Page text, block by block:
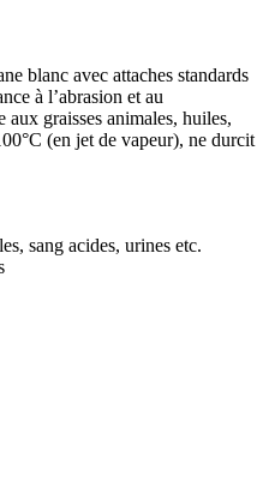
blanc avec attaches standards
à l’abrasion et au
aux graisses animales, huiles,
(en jet de vapeur), ne durcit
sang acides, urines etc.